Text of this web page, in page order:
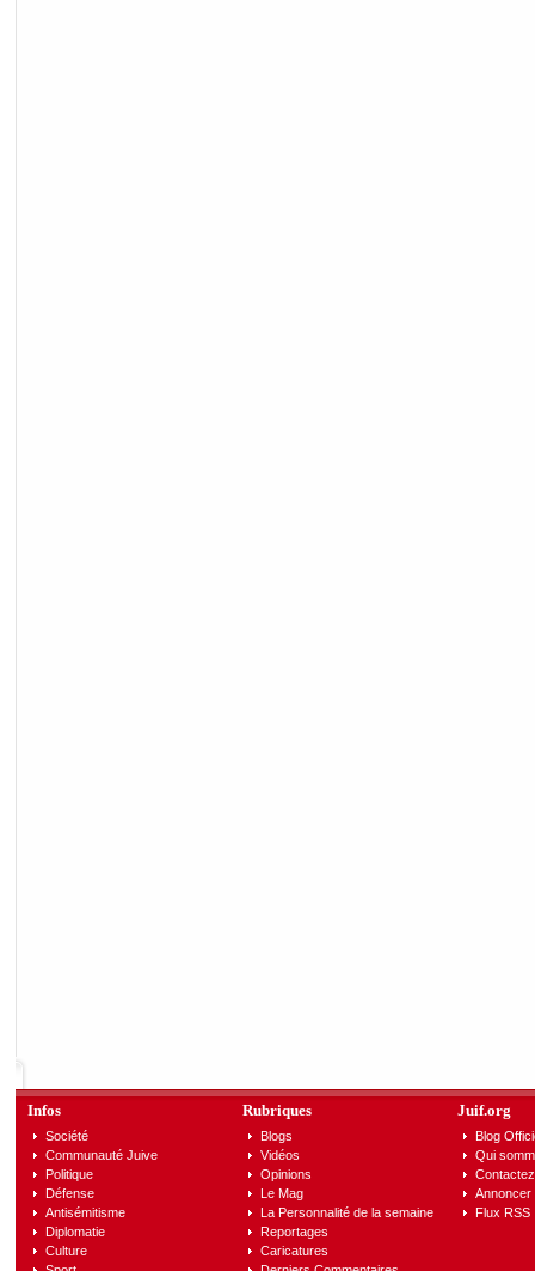
Infos
Société
Communauté Juive
Politique
Défense
Antisémitisme
Diplomatie
Culture
Rubriques
Blogs
Vidéos
Opinions
Le Mag
La Personnalité de la semaine
Reportages
Caricatures
Juif.org
Blog
Qui
Annoncer
Flux RSS